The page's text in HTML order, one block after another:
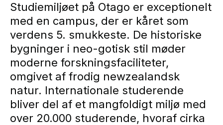
Studiemiljøet på Otago er exceptionelt
med en campus, der er kåret som
verdens 5. smukkeste. De historiske
bygninger i neo-gotisk stil møder
moderne forskningsfaciliteter,
omgivet af frodig newzealandsk
natur. Internationale studerende
bliver del af et mangfoldigt miljø med
over 20.000 studerende, hvoraf cirka